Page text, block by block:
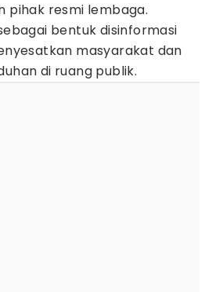
pihak resmi lembaga.
bentuk disinformasi
masyarakat dan
di ruang publik.